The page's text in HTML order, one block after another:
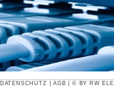
DATENSCHUTZ |AGB | © BY RW